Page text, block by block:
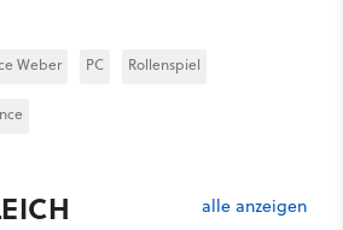
Weber PC Rollenspiel
alle anzeigen